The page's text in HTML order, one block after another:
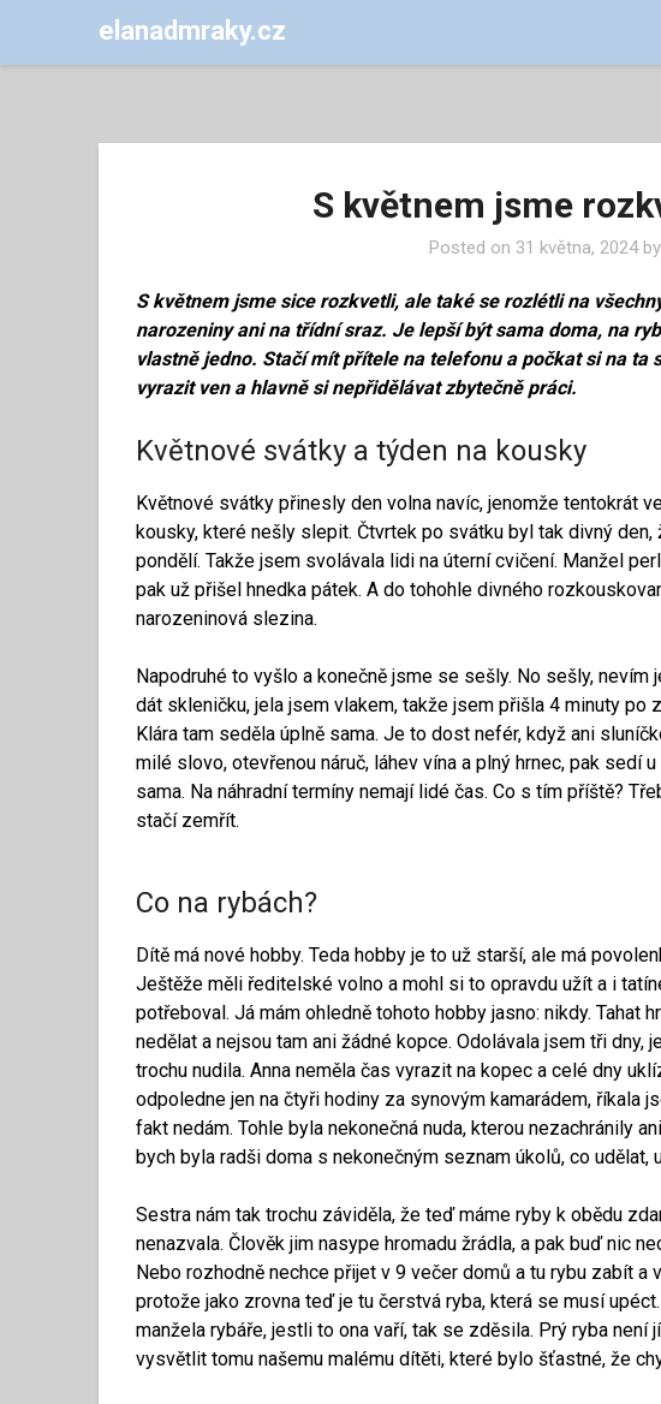
elanadmraky.cz
S květnem jsme
Posted on 31 května, 2024by
S květnem jsme sice rozkvetli, ale také se rozlétli na
narozeniny ani na třídní sraz. Je lepší být sama doma, na
vlastně jedno. Stačí mít přítele na telefonu a počkat si na ta
vyrazit ven a hlavně si nepřidělávat zbytečně práci.
Květnové svátky a týden na kousky
Květnové svátky přinesly den volna navíc, jenomže tentokrát
kousky, které nešly slepit. Čtvrtek po svátku byl tak divný
pondělí. Takže jsem svolávala lidi na úterní cvičení. Manžel
pak už přišel hnedka pátek. A do tohohle divného
narozeninová slezina.
Napodruhé to vyšlo a konečně jsme se sešly. No sešly,
dát skleničku, jela jsem vlakem, takže jsem přišla 4 minuty po
Klára tam seděla úplně sama. Je to dost nefér, když ani
milé slovo, otevřenou náruč, láhev vína a plný hrnec, pak sedí
sama. Na náhradní termíny nemají lidé čas. Co s tím příště?
stačí zemřít.
Co na rybách?
Dítě má nové hobby. Teda hobby je to už starší, ale má
Ještěže měli ředitelské volno a mohl si to opravdu užít a i
potřeboval. Já mám ohledně tohoto hobby jasno: nikdy. Tahat
nedělat a nejsou tam ani žádné kopce. Odolávala jsem tři dny,
trochu nudila. Anna neměla čas vyrazit na kopec a celé dny
odpoledne jen na čtyři hodiny za synovým kamarádem, říkala
fakt nedám. Tohle byla nekonečná nuda, kterou nezachránily
bych byla radši doma s nekonečným seznam úkolů, co udělat,
Sestra nám tak trochu záviděla, že teď máme ryby k obědu
nenazvala. Člověk jim nasype hromadu žrádla, a pak buď nic
Nebo rozhodně nechce přijet v 9 večer domů a tu rybu zabít a
protože jako zrovna teď je tu čerstvá ryba, která se musí
manžela rybáře, jestli to ona vaří, tak se zděsila. Prý ryba není
vysvětlit tomu našemu malému dítěti, které bylo šťastné, že